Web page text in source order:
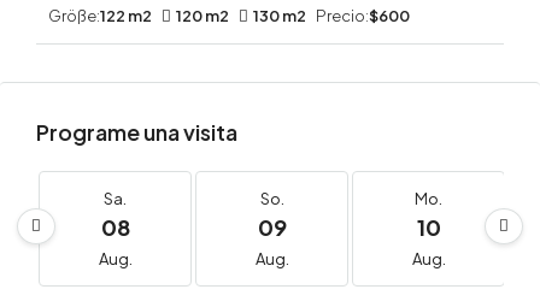
Größe:122 m2 120 m2 130 m2 Precio:$600
Programe una visita
Sa.
08
Aug.
So.
09
Aug.
Mo.
10
Aug.